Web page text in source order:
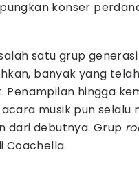
konser
salah satu grup
banyak yang
Penampilan hingga
musik pun selalu
dari debutnya. Grup
Coachella.